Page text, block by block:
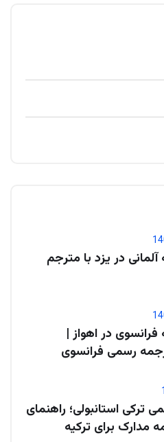
آلمانی در یزد با مترجم
فرانسوی در اهواز |
رسمی فرانسوی
ترکی استانبولی؛ راهنمای
مدارک برای ترکیه